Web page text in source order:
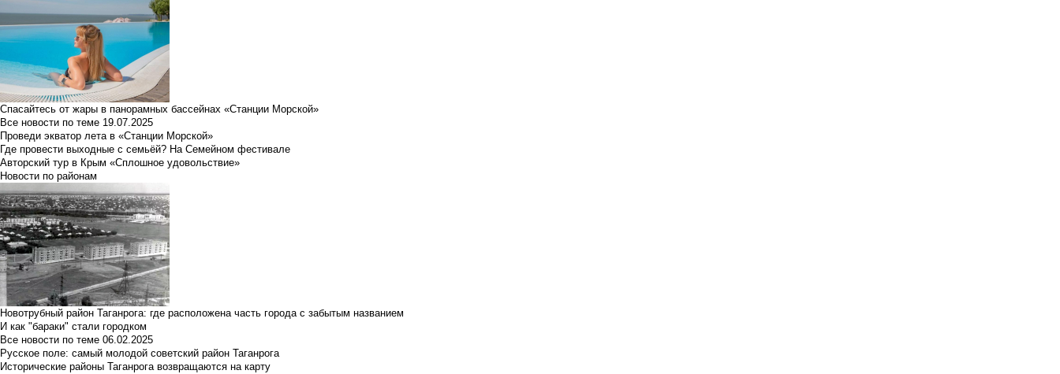
Спасайтесь от жары в панорамных бассейнах «Станции Морской»
Все новости по теме 19.07.2025
Проведи экватор лета в «Станции Морской»
Где провести выходные с семьёй? На Семейном фестивале
Авторский тур в Крым «Сплошное удовольствие»
Новости по районам
Новотрубный район Таганрога: где расположена часть города с забытым названием
И как "бараки" стали городком
Все новости по теме 06.02.2025
Русское поле: самый молодой советский район Таганрога
Исторические районы Таганрога возвращаются на карту